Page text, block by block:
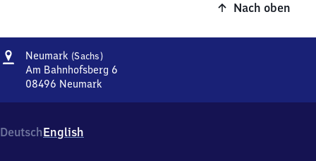
Nach oben
Adresse
Neumark (Sachs)Neumark
(Sachsen)
Am Bahnhofsberg 6
08496 Neumark
Am
Bahnhofsberg
DeutschEnglish